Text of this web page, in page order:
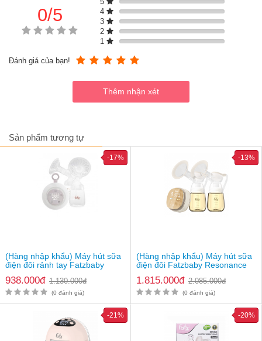
– kích thích), mỗi chế độ lại có 8 cấp độ tùy chỉnh, mẹ có thể
lực hút êm ái và phù hợp với cơ thể
Phễu silicon siêu mềm 24mm đi kèm thêm đầu chèn 20mm,
thích hợp với nhiều kích cỡ bầu ngực khác nhau, giảm áp lực
Kết hợp cùng động cơ êm ái chỉ 45dB, Twinfree 5 mang lại
đêm mà không làm bé thức giấc.
Trang bị pin dung lượng lớn 2000mAh, dây đeo tiện lợi để di
chuyển dễ dàng hơn
0/5
4
3
2
1
Đánh giá của bạn!
Sản phẩm tương tự
(Hàng nhập khẩu) Máy hút sữa
điện đôi rảnh tay Fatzbaby
938.000đ 1.130.000đ
-17%
(0 đánh giá)
(Hàng nhập khẩu) Máy hút sữa
điện đôi Fatzbaby Resonance
1.815.000đ 2.085.000đ
-13%
(0 đánh giá)
-21% -20%